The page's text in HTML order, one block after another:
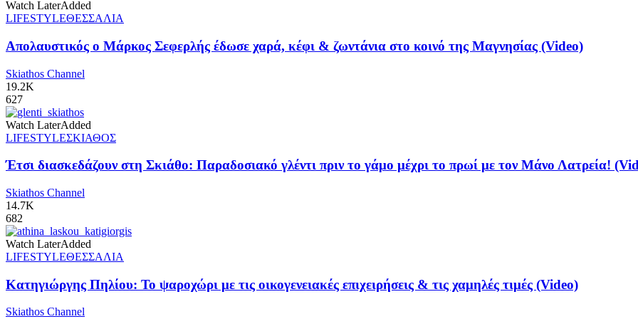
Watch LaterAdded
LIFESTYLEΘΕΣΣΑΛΙΑ
Απολαυστικός ο Μάρκος Σεφερλής έδωσε χαρά, κέφι & ζωντάνια στο κοινό της Μαγνησίας (Video)
Skiathos Channel
19.2K
627
Watch LaterAdded
LIFESTYLEΣΚΙΑΘΟΣ
Έτσι διασκεδάζουν στη Σκιάθο: Παραδοσιακό γλέντι πριν το γάμο μέχρι το πρωί με τον Μάνο Λατρεία!
Skiathos Channel
14.7K
682
Watch LaterAdded
LIFESTYLEΘΕΣΣΑΛΙΑ
Κατηγιώργης Πηλίου: Το ψαροχώρι με τις οικογενειακές επιχειρήσεις & τις χαμηλές τιμές (Video)
Skiathos Channel